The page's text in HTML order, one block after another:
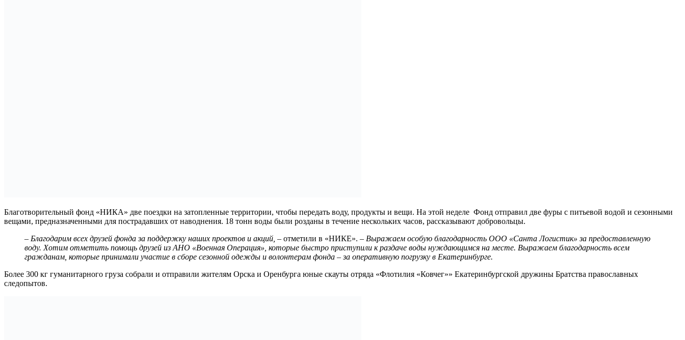
Благотворительный фонд «НИКА» две поездки на затопленные территории, чтобы передать воду, продукты и вещи. На этой неделе Фонд отправил две фуры с питьевой водой и сезонными
вещами, предназначенными для пострадавших от наводнения. 18 тонн воды были розданы в течение нескольких часов, рассказывают добровольцы.
– Благодарим всех друзей фонда за поддержку наших проектов и акций, – отметили в «НИКЕ». – Выражаем особую благодарность ООО «Санта Логистик» за предоставленную
воду. Хотим отметить помощь друзей из АНО «Военная Операция», которые быстро приступили к раздаче воды нуждающимся на месте. Выражаем благодарность всем
гражданам, которые принимали участие в сборе сезонной одежды и волонтерам фонда – за оперативную погрузку в Екатеринбурге.
Более 300 кг гуманитарного груза собрали и отправили жителям Орска и Оренбурга юные скауты отряда «Флотилия «Ковчег»» Екатеринбургской дружины Братства православных
следопытов.